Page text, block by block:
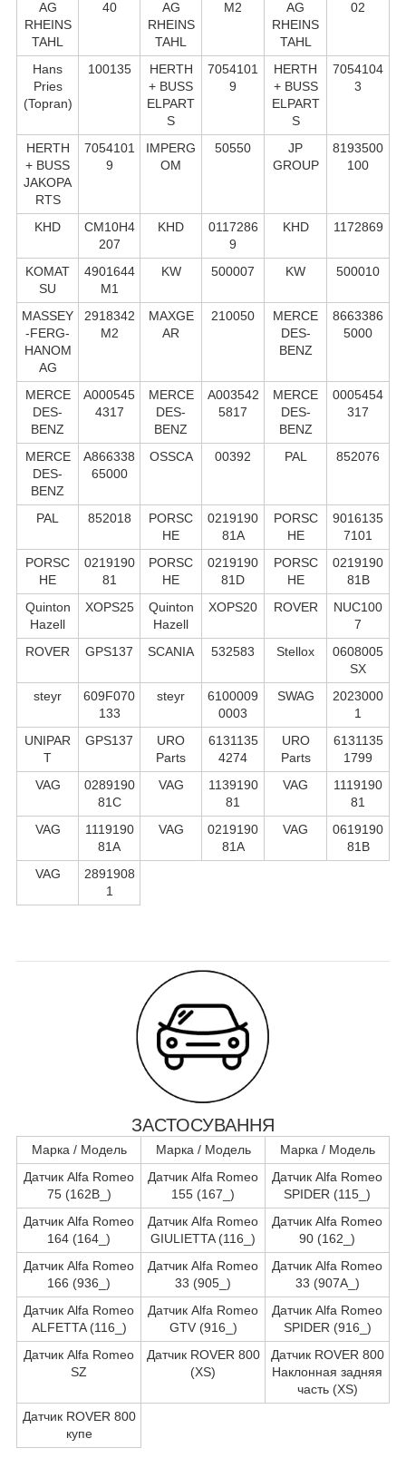
AG
RHEINS
TAHL
40
AG
RHEINS
TAHL
M2
AG
RHEINS
TAHL
02
Hans
Pries
(Topran)
100135
HERTH
+ BUSS
ELPART
S
7054101
9
HERTH
+ BUSS
ELPART
S
7054104
3
HERTH
+ BUSS
JAKOPA
RTS
7054101
9
IMPERG
OM
50550
JP
GROUP
8193500
100
KHD
CM10H4
207
KHD
0117286
9
KHD 1172869
KOMAT
SU
4901644
M1
KW 500007 KW 500010
MASSEY
-FERG-
HANOM
AG
2918342
M2
MAXGE
AR
210050
MERCE
DES-
BENZ
8663386
5000
MERCE
DES-
BENZ
A000545
4317
MERCE
DES-
BENZ
A003542
5817
MERCE
DES-
BENZ
0005454
317
MERCE
DES-
BENZ
A866338
65000
OSSCA 00392 PAL 852076
PAL 852018
PORSC
HE
0219190
81A
PORSC
HE
9016135
7101
PORSC
HE
0219190
81
PORSC
HE
0219190
81D
PORSC
HE
0219190
81B
Quinton
Hazell
XOPS25
Quinton
Hazell
XOPS20 ROVER
NUC100
7
ROVER
GPS137 SCANIA 532583 Stellox
0608005
SX
steyr
609F070
133
steyr
6100009
0003
SWAG
2023000
1
UNIPAR
T
GPS137
URO
Parts
6131135
4274
URO
Parts
6131135
1799
VAG
0289190
81C
VAG
1139190
81
VAG
1119190
81
VAG
1119190
81A
VAG
0219190
81A
VAG
0619190
81B
VAG
2891908
1
ЗАСТОСУВАННЯ
Марка / Модель Марка / Модель
Марка / Модель
Датчик Alfa Romeo
75 (162B_)
Датчик Alfa Romeo
155 (167_)
Датчик Alfa Romeo
SPIDER (115_)
Датчик Alfa Romeo
164 (164_)
Датчик Alfa Romeo
GIULIETTA (116_)
Датчик Alfa Romeo
90 (162_)
Датчик Alfa Romeo
166 (936_)
Датчик Alfa Romeo
33 (905_)
Датчик Alfa Romeo
33 (907A_)
Датчик Alfa Romeo
ALFETTA (116_)
Датчик Alfa Romeo
GTV (916_)
Датчик Alfa Romeo
SPIDER (916_)
Датчик Alfa Romeo
SZ
Датчик ROVER 800
(XS)
Датчик ROVER 800
Наклонная задняя
часть (XS)
Датчик ROVER 800
купе